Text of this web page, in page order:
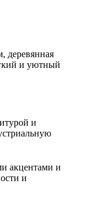
деревянная
и уютный
и
акцентами и
и